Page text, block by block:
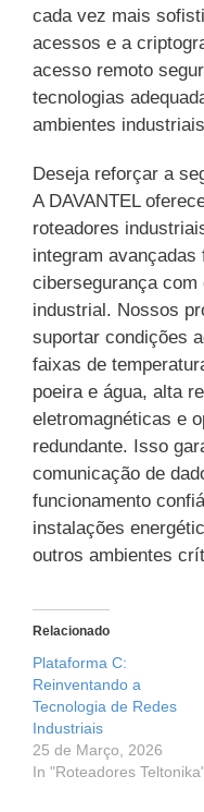
cada vez mais
acessos e a
acesso remoto
tecnologias
ambientes
Deseja reforçar a
A DAVANTEL
roteadores
integram avançadas
cibersegurança
industrial. Nossos
suportar condições
faixas de
poeira e água, alta
eletromagnéticas e
redundante. Isso
comunicação de
funcionamento
instalações
outros ambientes
Relacionado
Plataforma C:
Reinventando a
Tecnologia de Redes
Industriais
25 de Março, 2026
In "Roteadores